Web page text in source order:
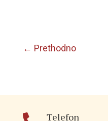
← Prethodno
Telefon